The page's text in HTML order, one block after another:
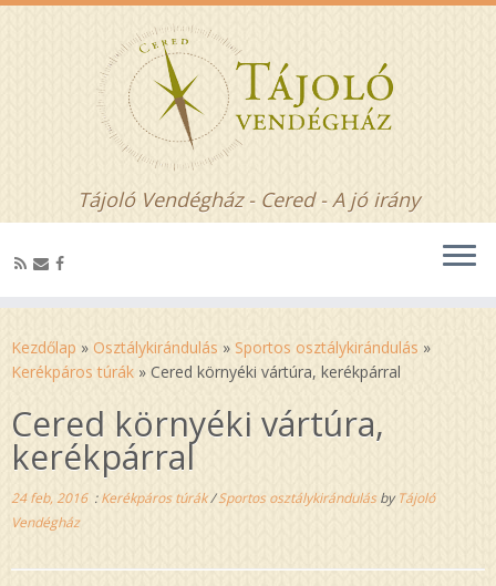
Tájoló Vendégház - Cered - A jó irány
Kezdőlap » Osztálykirándulás » Sportos osztálykirándulás »
Kerékpáros túrák » Cered környéki vártúra, kerékpárral
Cered környéki vártúra,
kerékpárral
24 feb, 2016:Kerékpáros túrák/Sportos osztálykirándulás byTájoló
Vendégház